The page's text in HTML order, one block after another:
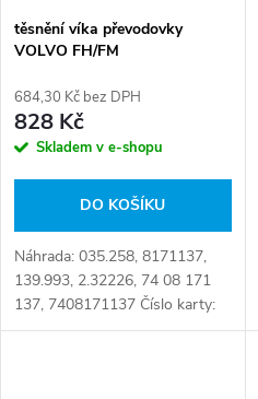
těsnění víka převodovky
VOLVO FH/FM
684,30 Kč bez DPH
828 Kč
Skladem v e-shopu
DO KOŠÍKU
Náhrada: 035.258, 8171137,
139.993, 2.32226, 74 08 171
137, 7408171137 Číslo karty:
103235